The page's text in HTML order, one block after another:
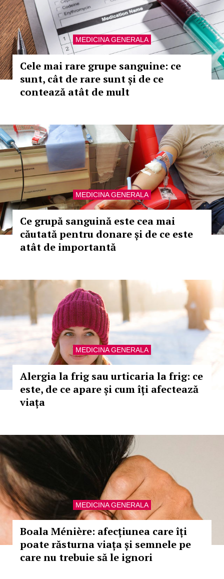
MEDICINA GENERALA
Cele mai rare grupe sanguine: ce
sunt, cât de rare sunt și de ce
contează atât de mult
MEDICINA GENERALA
Ce grupă sanguină este cea mai
căutată pentru donare și de ce este
atât de importantă
MEDICINA GENERALA
Alergia la frig sau urticaria la frig: ce
este, de ce apare și cum îți afectează
viața
MEDICINA GENERALA
Boala Ménière: afecțiunea care îți
poate răsturna viața și semnele pe
care nu trebuie să le ignori